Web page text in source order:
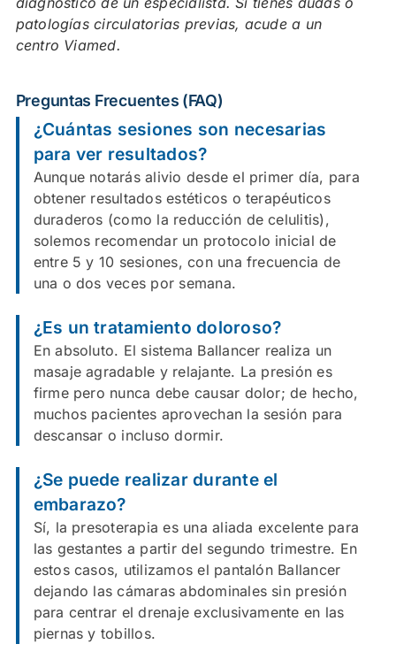
patologías circulatorias previas, acude a un
centro Viamed.
Preguntas Frecuentes (FAQ)
¿Cuántas sesiones son necesarias
para ver resultados?
Aunque notarás alivio desde el primer día, para
obtener resultados estéticos o terapéuticos
duraderos (como la reducción de celulitis),
solemos recomendar un protocolo inicial de
entre 5 y 10 sesiones, con una frecuencia de
una o dos veces por semana.
¿Es un tratamiento doloroso?
En absoluto. El sistema Ballancer realiza un
masaje agradable y relajante. La presión es
firme pero nunca debe causar dolor; de hecho,
muchos pacientes aprovechan la sesión para
descansar o incluso dormir.
¿Se puede realizar durante el
embarazo?
Sí, la presoterapia es una aliada excelente para
las gestantes a partir del segundo trimestre. En
estos casos, utilizamos el pantalón Ballancer
dejando las cámaras abdominales sin presión
para centrar el drenaje exclusivamente en las
piernas y tobillos.